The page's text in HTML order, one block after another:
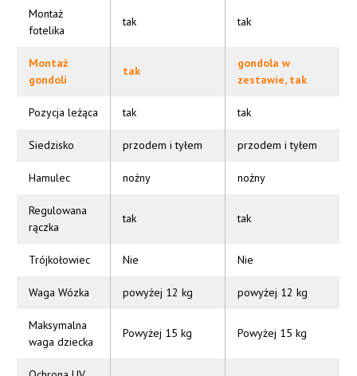
Montaż
fotelika
tak tak
Montaż
gondoli
tak
gondola w
zestawie, tak
Pozycja leżąca tak tak
Siedzisko przodem i tyłem przodem i tyłem
Hamulec nożny nożny
Regulowana
rączka
tak tak
Trójkołowiec Nie Nie
Waga Wózka powyżej 12 kg powyżej 12 kg
Maksymalna
waga dziecka
Powyżej 15 kg Powyżej 15 kg